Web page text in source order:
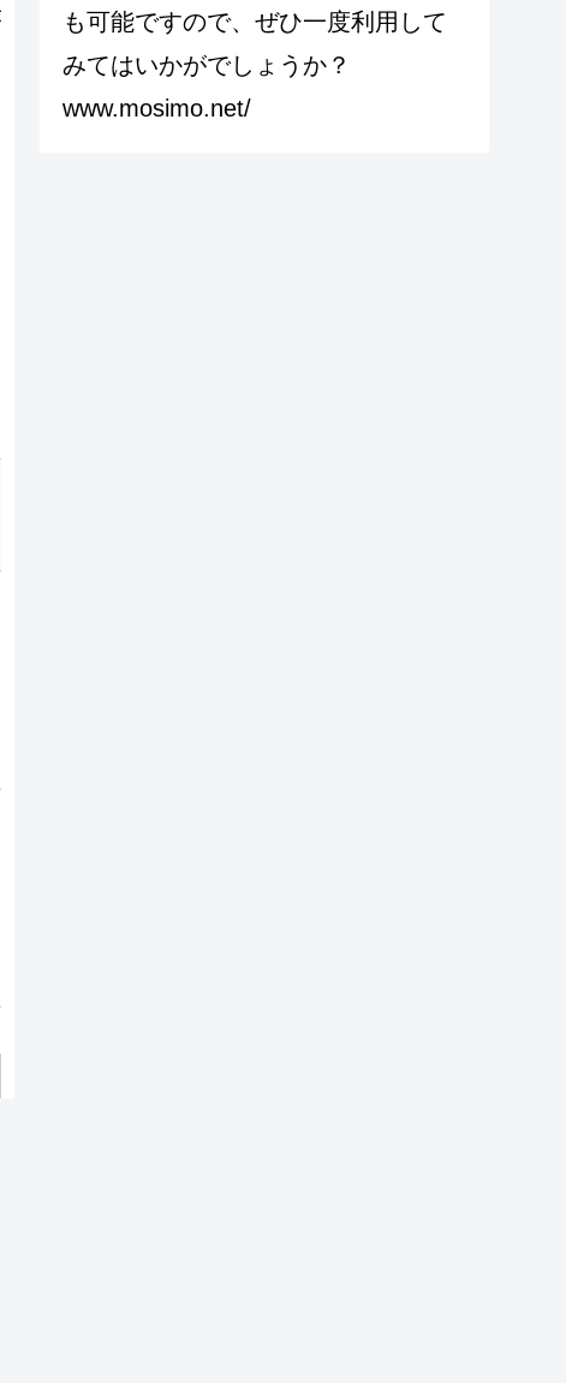
も可能ですので、ぜひ一度利用して
みてはいかがでしょうか？
www.mosimo.net/